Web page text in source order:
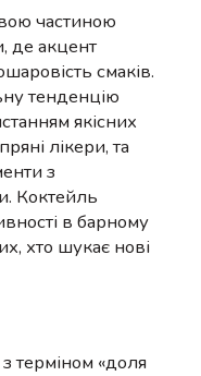
частиною
де акцент
смаків.
тенденцію
якісних
лікери, та
з
Коктейль
в барному
хто шукає нові
терміном «доля